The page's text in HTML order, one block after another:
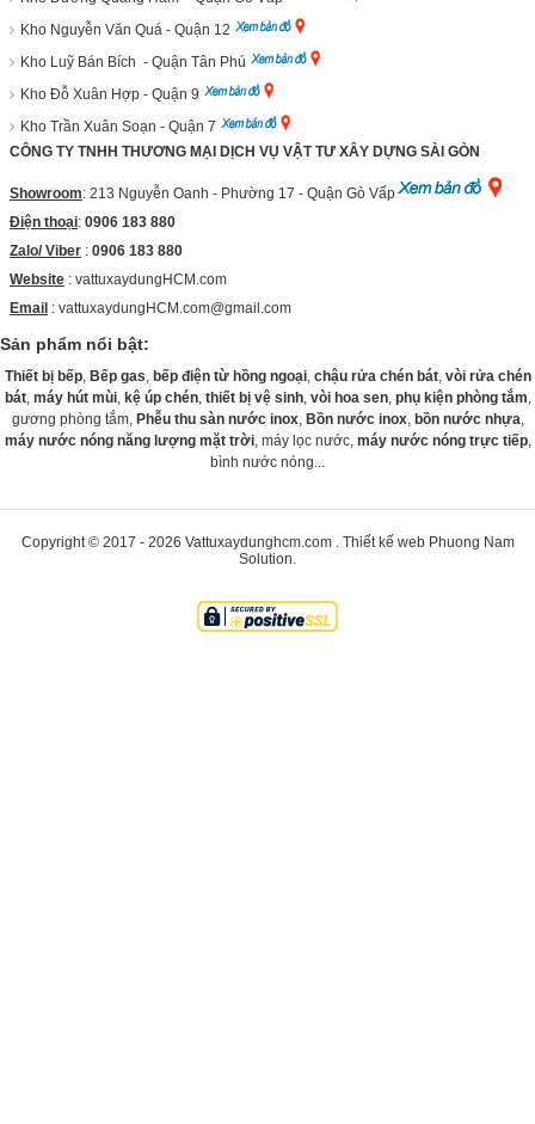
Kho Nguyễn Văn Quá - Quận 12
Kho Luỹ Bán Bích - Quận Tân Phú
Kho Đỗ Xuân Hợp - Quận 9
Kho Trần Xuân Soạn - Quận 7
CÔNG TY TNHH THƯƠNG MẠI DỊCH VỤ VẬT TƯ XÂY DỰNG SÀI GÒN
Showroom: 213 Nguyễn Oanh - Phường 17 - Quận Gò Vấp
Điện thoại: 0906 183 880
Zalo/ Viber : 0906 183 880
Website : vattuxaydungHCM.com
Email : vattuxaydungHCM.com@gmail.com
Sản phẩm nổi bật:
Thiết bị bếp, Bếp gas bếp điện từ hồng ngoại, chậu rửa chén bát, vòi rửa chén
bát, máy hút mùi, kệ úp chén, thiết bị vệ sinh, vòi hoa sen, phụ kiện phòng tắm
gương phòng tắm, Phễu thu sàn nước inox, Bồn nước inox, bồn nước nhựa
máy nước nóng năng lượng mặt trời, máy lọc nước, máy nước nóng trực tiếp,
bình nước nóng...
Copyright © 2017 - 2026 Vattuxaydunghcm.com. Thiết kế web Phuong Nam
Solution